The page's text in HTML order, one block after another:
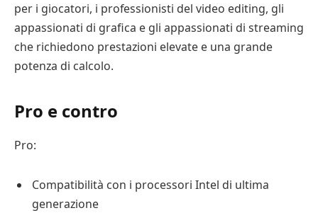
per i giocatori, i professionisti del video editing, gli
appassionati di grafica e gli appassionati di streaming
che richiedono prestazioni elevate e una grande
potenza di calcolo.
Pro e contro
Pro:
Compatibilità con i processori Intel di ultima
generazione